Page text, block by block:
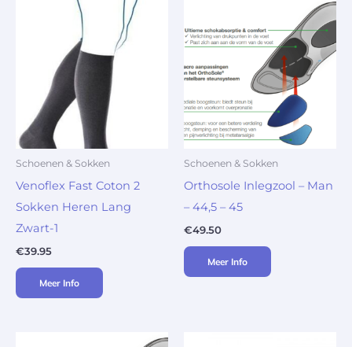
Schoenen & Sokken
Venoflex Fast Coton 2
Sokken Heren Lang
Zwart-1
€39.95
Meer Info
Schoenen & Sokken
Orthosole Inlegzool – Man
– 44,5 – 45
€49.50
Meer Info